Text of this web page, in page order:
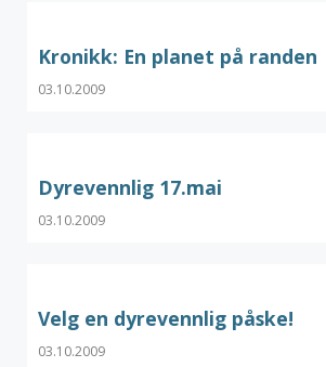
Kronikk: En planet på randen
03.10.2009
Dyrevennlig 17.mai
03.10.2009
Velg en dyrevennlig påske!
03.10.2009